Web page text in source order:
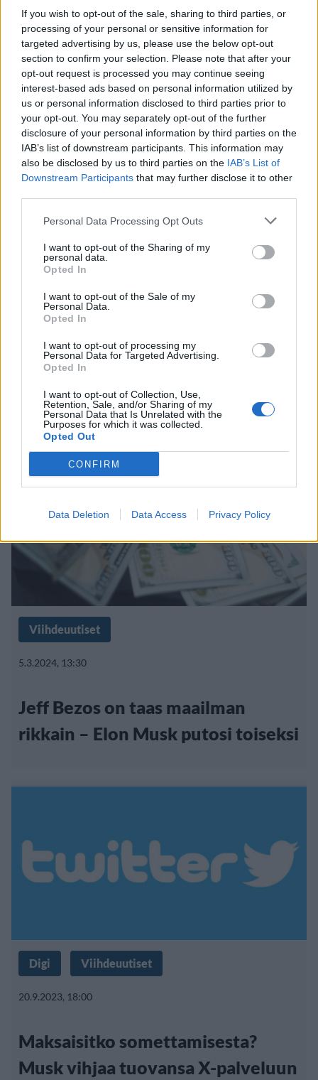
If you wish to opt-out of the sale, sharing to third parties, or
processing of your personal or sensitive information for
targeted advertising by us, please use the below opt-out
section to confirm your selection. Please note that after your
opt-out request is processed you may continue seeing
interest-based ads based on personal information utilized by
us or personal information disclosed to third parties prior to
your opt-out. You may separately opt-out of the further
disclosure of your personal information by third parties on the
IAB’s list of downstream participants. This information may
also be disclosed by us to third parties on the IAB’s List of
Downstream Participants that may further disclose it to other
Personal Data Processing Opt Outs
I want to opt-out of the Sharing of my
personal data.
Opted In
I want to opt-out of the Sale of my
Personal Data.
Opted In
I want to opt-out of processing my
Personal Data for Targeted Advertising.
Opted In
I want to opt-out of Collection, Use,
Retention, Sale, and/or Sharing of my
Personal Data that Is Unrelated with the
Purposes for which it was collected.
Opted Out
CONFIRM
Data Deletion Data Access Privacy Policy
Elon Musk keskellä
huoltajuuskiistaa – äiti ei nähnyt
lastaan kuukausiin
Viihdeuutiset
15.7.2024, 21:00
Elon Muskista jälleen isä – sai jo
12. lapsensa
Viihdeuutiset
5.3.2024, 13:30
Jeff Bezos on taas maailman
rikkain – Elon Musk putosi toiseksi
Digi Viihdeuutiset
20.9.2023, 18:00
Maksaisitko somettamisesta?
Musk vihjaa tuovansa X-palveluun